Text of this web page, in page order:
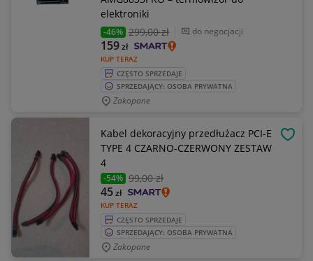
elektroniki
-46% 299,00 zł do negocjacji
KUP TERAZ
159zł
CZĘSTO SPRZEDAJE
SPRZEDAJĄCY: OSOBA PRYWATNA
Zakopane
Kabel dekoracyjny przedłużacz PCI-E
TYPE 4 CZARNO-CZERWONY ZESTAW
4
-54% 99,00 zł
KUP TERAZ
45zł
CZĘSTO SPRZEDAJE
SPRZEDAJĄCY: OSOBA PRYWATNA
Zakopane